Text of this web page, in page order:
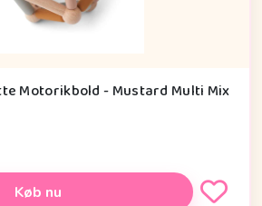
Motorikbold - Mustard Multi Mix
Køb nu